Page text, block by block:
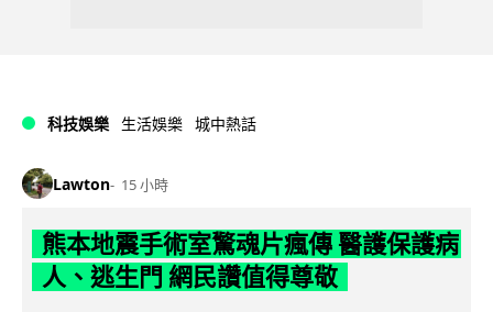
科技娛樂 生活娛樂 城中熱話
Lawton 15 小時
熊本地震手術室驚魂片瘋傳 醫護保護病
人、逃生門 網民讚值得尊敬